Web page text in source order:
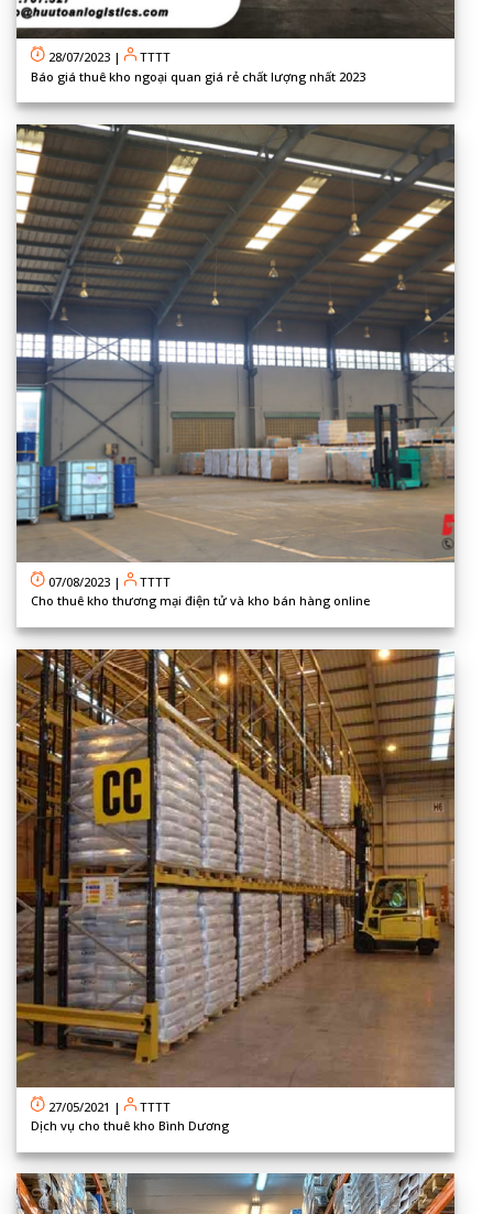
28/07/2023 |
TTTT
Báo giá thuê kho ngoại quan giá rẻ chất lượng nhất 2023
07/08/2023 |
TTTT
Cho thuê kho thương mại điện tử và kho bán hàng online
27/05/2021 |
TTTT
Dịch vụ cho thuê kho Bình Dương